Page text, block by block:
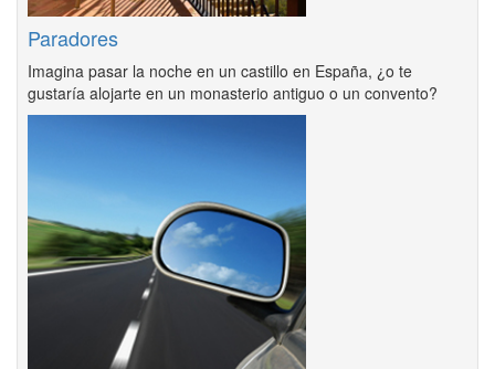
Paradores
Imagina pasar la noche en un castillo en España, ¿o te
gustaría alojarte en un monasterio antiguo o un convento?